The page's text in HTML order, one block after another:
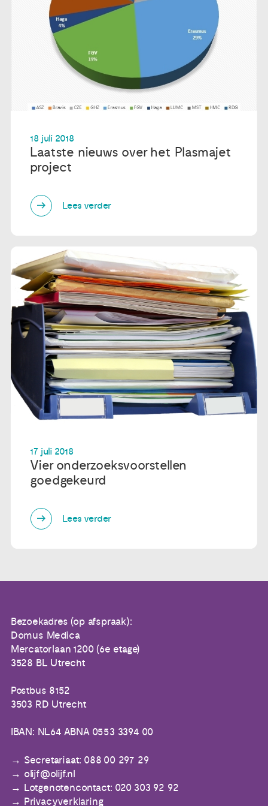
18 juli 2018
Laatste nieuws over het Plasmajet
project
Lees verder
17 juli 2018
Vier onderzoeksvoorstellen
goedgekeurd
Lees verder
Bezoekadres (op afspraak):
Domus Medica
Mercatorlaan 1200 (6e etage)
3528 BL Utrecht
Postbus 8152
3503 RD Utrecht
IBAN: NL64 ABNA 0553 3394 00
Secretariaat: 088 00 297 29
olijf@olijf.nl
Lotgenotencontact: 020 303 92 92
Privacyverklaring